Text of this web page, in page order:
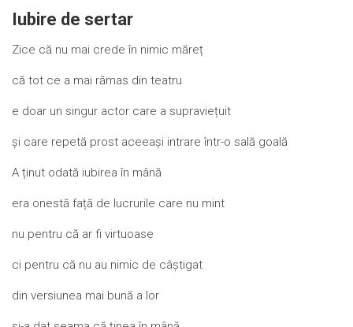
Iubire de sertar
Zice că nu mai crede în nimic măreț
că tot ce a mai rămas din teatru
e doar un singur actor care a supraviețuit
și care repetă prost aceeași intrare într-o sală goală
A ținut odată iubirea în mână
era onestă față de lucrurile care nu mint
nu pentru că ar fi virtuoase
ci pentru că nu au nimic de câștigat
din versiunea mai bună a lor